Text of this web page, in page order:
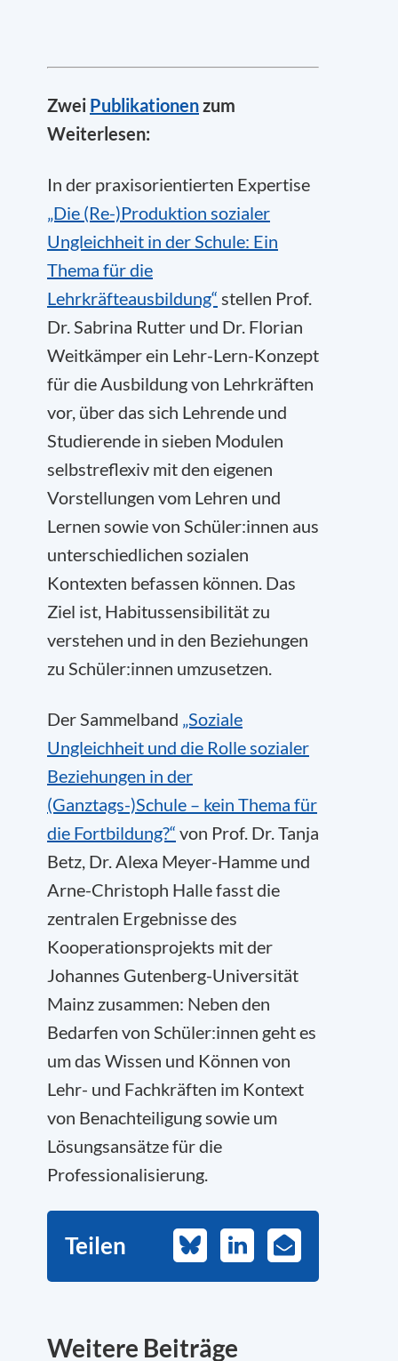
Zwei Publikationenzum
Weiterlesen:
In der praxisorientierten Expertise
„Die (Re-)Produktion sozialer
Ungleichheit in der Schule: Ein
Thema für die
Lehrkräfteausbildung“ stellen Prof.
Dr. Sabrina Rutter und Dr. Florian
Weitkämper ein Lehr-Lern-Konzept
für die Ausbildung von Lehrkräften
vor, über das sich Lehrende und
Studierende in sieben Modulen
selbstreflexiv mit den eigenen
Vorstellungen vom Lehren und
Lernen sowie von Schüler:innen aus
unterschiedlichen sozialen
Kontexten befassen können. Das
Ziel ist, Habitussensibilität zu
verstehen und in den Beziehungen
zu Schüler:innen umzusetzen.
Der Sammelband „Soziale
Ungleichheit und die Rolle sozialer
Beziehungen in der
(Ganztags-)Schule – kein Thema für
die Fortbildung?“ von Prof. Dr. Tanja
Betz, Dr. Alexa Meyer-Hamme und
Arne-Christoph Halle fasst die
zentralen Ergebnisse des
Kooperationsprojekts mit der
Johannes Gutenberg-Universität
Mainz zusammen: Neben den
Bedarfen von Schüler:innen geht es
um das Wissen und Können von
Lehr- und Fachkräften im Kontext
von Benachteiligung sowie um
Lösungsansätze für die
Professionalisierung.
Teilen BlueskyLinkedIn
E-
Mail
Weitere Beiträge